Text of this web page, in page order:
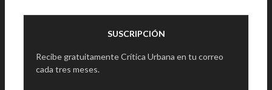
SUSCRIPCIÓN
Recibe gratuitamente Crítica Urbana en tu correo
cada tres meses.